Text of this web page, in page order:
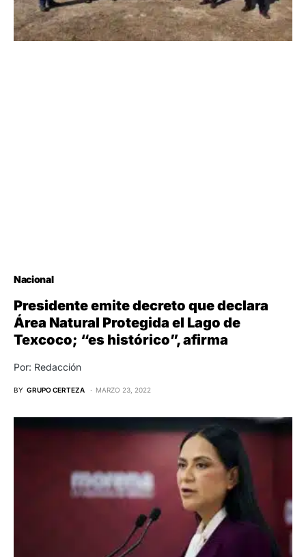
Nacional
Presidente emite decreto que declara
Área Natural Protegida el Lago de
Texcoco; “es histórico”, afirma
Por: Redacción
BY GRUPO CERTEZA MARZO 23, 2022